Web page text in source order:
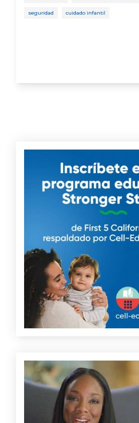
seguridad cuidado infantil